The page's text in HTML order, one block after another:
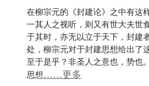
在柳宗元的《封建论》之中有这
一其人之视听，则又有世大夫世
于其时，亦无以立于天下，封建
处，柳宗元对于封建思想给出了
至于是乎？非圣人之意也，势也
思想……更多